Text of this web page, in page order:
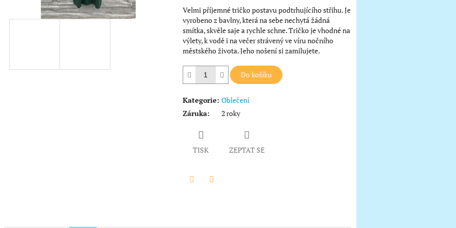
Velmi příjemné tričko postavu podtrhujícího střihu. Je
vyrobeno z bavlny, která na sebe nechytá žádná
smítka, skvěle saje a rychle schne. Tričko je vhodné na
výlety, k vodě i na večer strávený ve víru nočního
městského života. Jeho nošení si zamilujete.
Do košíku
Kategorie: Oblečení
Záruka: 2 roky
TISK ZEPTAT SE